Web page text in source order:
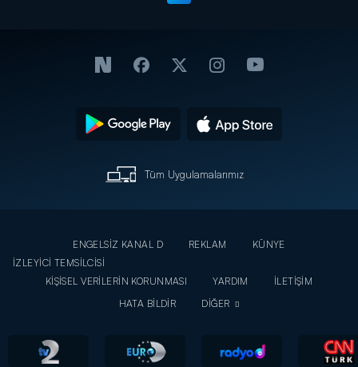
Tüm Uygulamalarımız
ENGELSİZ KANAL D REKLAM
KÜNYE
İZLEYİCİ TEMSİLCİSİ
KİŞİSEL VERİLERİN KORUNMASI
YARDIM
İLETİŞİM
HATA BİLDİR
DİĞER